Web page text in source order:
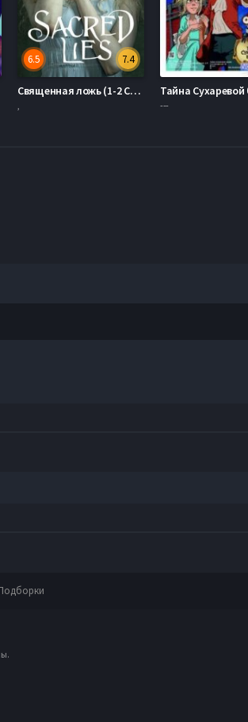
7.4
6.5
Священная ложь (1-2 Сезон)
, ---